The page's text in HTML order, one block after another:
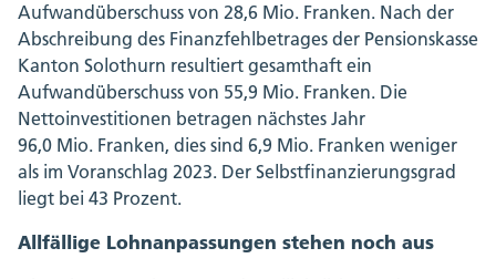
Aufwandüberschuss von 28,6 Mio. Franken. Nach der
Abschreibung des Finanzfehlbetrages der Pensionskasse
Kanton Solothurn resultiert gesamthaft ein
Aufwandüberschuss von 55,9 Mio. Franken. Die
Nettoinvestitionen betragen nächstes Jahr
96,0 Mio. Franken, dies sind 6,9 Mio. Franken weniger
als im Voranschlag 2023. Der Selbstfinanzierungsgrad
liegt bei 43 Prozent.
Allfällige Lohnanpassungen stehen noch aus